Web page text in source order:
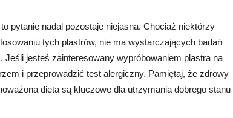
pytanie nadal pozostaje niejasna. Chociaż niektórzy
tych plastrów, nie ma wystarczających badań
jesteś zainteresowany wypróbowaniem plastra na
i przeprowadzić test alergiczny. Pamiętaj, że zdrowy
dieta są kluczowe dla utrzymania dobrego stanu